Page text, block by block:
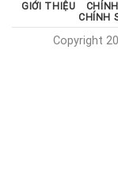
GIỚI THIỆU
CHÍNH
Copyright